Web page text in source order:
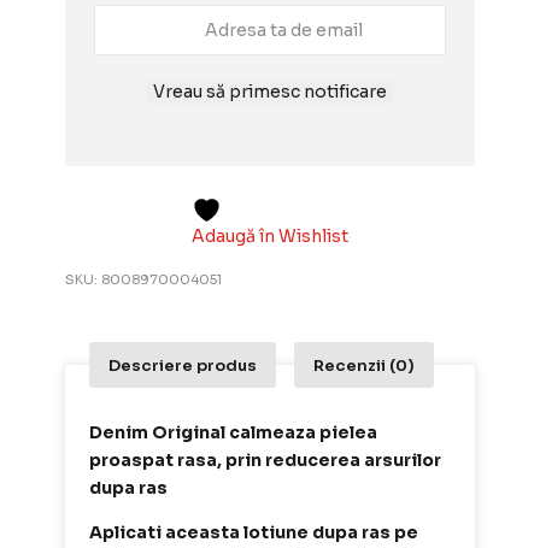
Vreau să primesc notificare
Adaugă în Wishlist
SKU: 8008970004051
Descriere produs Recenzii (0)
Denim Original calmeaza pielea
proaspat rasa, prin reducerea arsurilor
dupa ras
Aplicati aceasta lotiune dupa ras pe